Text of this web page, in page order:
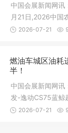
中国会展新闻网讯
月21日,2026中国
术产2026-07-21
燃油车城区油耗
半！
中国会展新闻网
发-逸动CS75蓝鲸
中心六馆
2026-07-21